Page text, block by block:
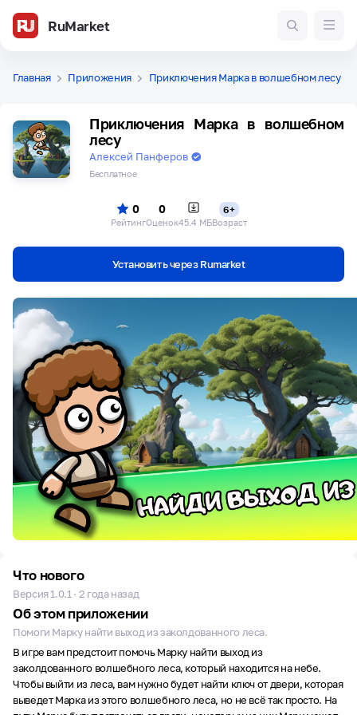
RuMarket
Главная Приложения Приключения Марка в волшебном лесу
Приключения Марка в волшебном
лесу
Алексей Панферов
Бесплатное
0
Рейтинг
0
Оценок45.4 МБ
6+
Возраст
Установить через Rumarket
Что нового
Версия 1.0.1 · 2 года назад
Об этом приложении
Помоги Марку найти выход из заколдованного леса.
В игре вам предстоит помочь Марку найти выход из
заколдованного волшебного леса, который находится на небе.
Чтобы выйти из леса, вам нужно будет найти ключ от двери, которая
выведет Марка из этого волшебного леса, но не всё так просто. На